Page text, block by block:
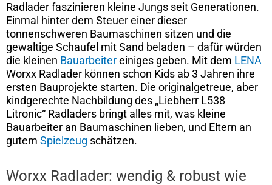
Radlader faszinieren kleine Jungs seit Generationen.
Einmal hinter dem Steuer einer dieser
tonnenschweren Baumaschinen sitzen und die
gewaltige Schaufel mit Sand beladen – dafür würden
die kleinen Bauarbeitereiniges geben. Mit dem LENA
Worxx Radlader können schon Kids ab 3 Jahren ihre
ersten Bauprojekte starten. Die originalgetreue, aber
kindgerechte Nachbildung des „Liebherr L538
Litronic“ Radladers bringt alles mit, was kleine
Bauarbeiter an Baumaschinen lieben, und Eltern an
gutem Spielzeug schätzen.
Worxx Radlader: wendig & robust wie